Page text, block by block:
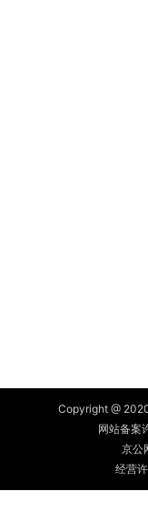
Copyright @
网站备案
京公
经营